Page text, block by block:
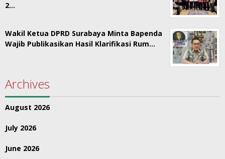
2…
Wakil Ketua DPRD Surabaya Minta Bapenda
Wajib Publikasikan Hasil Klarifikasi Rum…
Archives
August 2026
July 2026
June 2026